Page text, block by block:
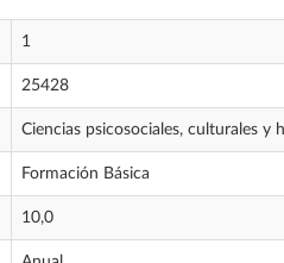
1
25428
Ciencias psicosociales, culturales y
Formación Básica
10,0